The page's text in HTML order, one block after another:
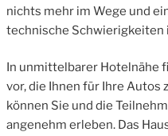
nichts mehr im Wege und
technische Schwierigkeiten
In unmittelbarer Hotelnähe
vor, die Ihnen für Ihre Autos
können Sie und die
angenehm erleben. Das